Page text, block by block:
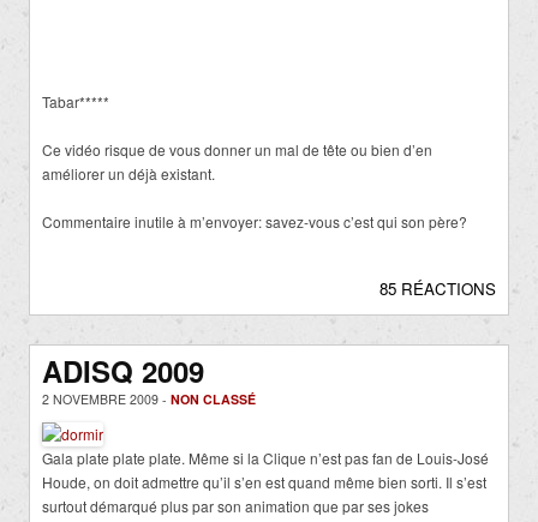
Tabar*****
Ce vidéo risque de vous donner un mal de tête ou bien d’en
améliorer un déjà existant.
Commentaire inutile à m’envoyer: savez-vous c’est qui son père?
85 RÉACTIONS
ADISQ 2009
2 NOVEMBRE 2009 - NON CLASSÉ
Gala plate plate plate. Même si la Clique n’est pas fan de Louis-José
Houde, on doit admettre qu’il s’en est quand même bien sorti. Il s’est
surtout démarqué plus par son animation que par ses jokes